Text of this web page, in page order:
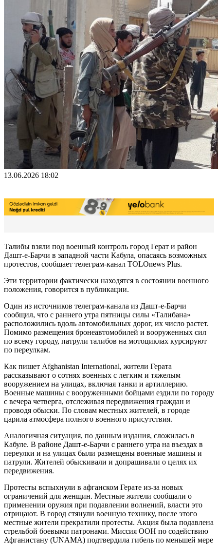
13.06.2026 18:02
Талибы взяли под военный контроль город Герат и район
Дашт-е-Барчи в западной части Кабула, опасаясь возможных
протестов, сообщает телеграм-канал TOLOnews Plus.
Эти территории фактически находятся в состоянии военного
положения, говорится в публикации.
Один из источников телеграм-канала из Дашт-е-Барчи
сообщил, что с раннего утра пятницы силы «Талибана»
расположились вдоль автомобильных дорог, их число растет.
Помимо размещения бронеавтомобилей и вооруженных сил
по всему городу, патрули талибов на мотоциклах курсируют
по переулкам.
Как пишет Afghanistan International, жители Герата
рассказывают о сотнях военных с легким и тяжелым
вооружением на улицах, включая танки и артиллерию.
Военные машины с вооруженными бойцами ездили по городу
с вечера четверга, отслеживая передвижения граждан и
проводя обыски. По словам местных жителей, в городе
царила атмосфера полного военного присутствия.
Аналогичная ситуация, по данным издания, сложилась в
Кабуле. В районе Дашт-е-Барчи с раннего утра на въездах в
переулки и на улицах были размещены военные машины и
патрули. Жителей обыскивали и допрашивали о целях их
передвижения.
Протесты вспыхнули в афганском Герате из-за новых
ограничений для женщин. Местные жители сообщали о
применении оружия при подавлении волнений, власти это
отрицают. В город стянули военную технику, после этого
местные жители прекратили протесты. Акция была подавлена
стрельбой боевыми патронами. Миссия ООН по содействию
Афганистану (UNAMA) подтвердила гибель по меньшей мере